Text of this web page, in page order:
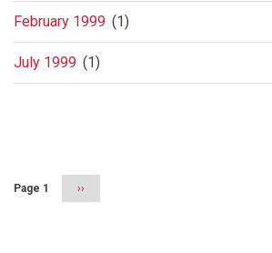
February 1999 (1)
July 1999 (1)
Page 1
Next
››